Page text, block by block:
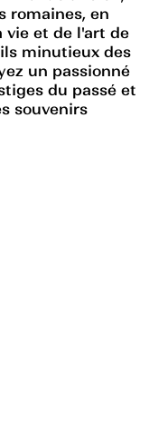
romaines, en
vie et de l'art de
minutieux des
un passionné
du passé et
souvenirs